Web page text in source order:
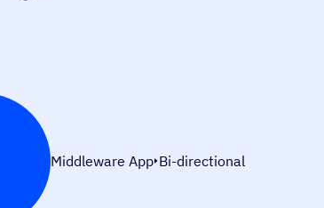
Middleware App Bi-directional